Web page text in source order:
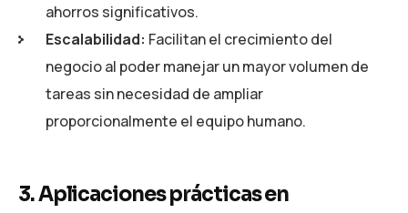
ahorros significativos.
Escalabilidad: Facilitan el crecimiento del
negocio al poder manejar un mayor volumen de
tareas sin necesidad de ampliar
proporcionalmente el equipo humano.
3. Aplicaciones prácticas en